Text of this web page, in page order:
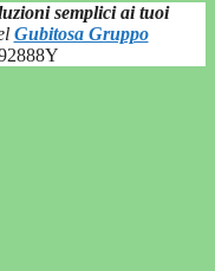
semplici ai tuoi
Gubitosa Gruppo